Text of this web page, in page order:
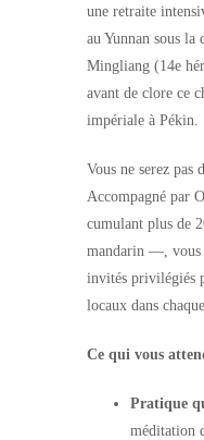
une retraite
au Yunnan sous
Mingliang (14e
avant de clore ce
impériale à Pékin.
Vous ne serez pas
Accompagné par
cumulant plus de
mandarin —, vous
invités privilégiés
locaux dans
Ce qui vous
Pratique
méditation